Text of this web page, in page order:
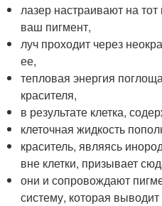
лазер настраивают на
ваш пигмент,
луч проходит через
ее,
тепловая энергия
красителя,
в результате клетка,
клеточная жидкость
краситель, являясь
вне клетки, призывает
они и сопровождают
систему, которая выводит